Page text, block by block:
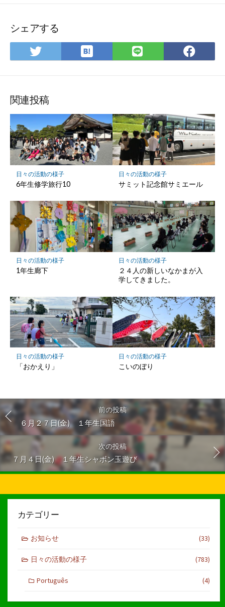
シェアする
Twitter
で
ア
は
て
ク
マ
ー
ク
に
LINE
で
で
関連投稿
日々の活動の様子
6年生修学旅行10
日々の活動の様子
サミット記念館サミエール
日々の活動の様子
1年生廊下
日々の活動の様子
２４人の新しいなかまが入
学してきました。
日々の活動の様子
「おかえり」
日々の活動の様子
こいのぼり
前の投稿
６月２７日(金) １年生国語
次の投稿
７月４日(金) １年生シャボン玉遊び
カテゴリー
お知らせ (33)
日々の活動の様子 (783)
Português (4)